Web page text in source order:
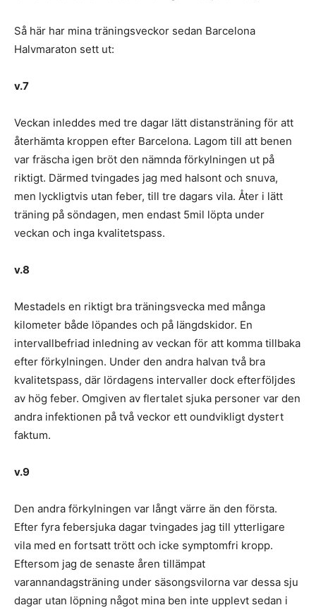
Så här har mina träningsveckor sedan Barcelona
Halvmaraton sett ut:
v.7
Veckan inleddes med tre dagar lätt distansträning för att
återhämta kroppen efter Barcelona. Lagom till att benen
var fräscha igen bröt den nämnda förkylningen ut på
riktigt. Därmed tvingades jag med halsont och snuva,
men lyckligtvis utan feber, till tre dagars vila. Åter i lätt
träning på söndagen, men endast 5mil löpta under
veckan och inga kvalitetspass.
v.8
Mestadels en riktigt bra träningsvecka med många
kilometer både löpandes och på längdskidor. En
intervallbefriad inledning av veckan för att komma tillbaka
efter förkylningen. Under den andra halvan två bra
kvalitetspass, där lördagens intervaller dock efterföljdes
av hög feber. Omgiven av flertalet sjuka personer var den
andra infektionen på två veckor ett oundvikligt dystert
faktum.
v.9
Den andra förkylningen var långt värre än den första.
Efter fyra febersjuka dagar tvingades jag till ytterligare
vila med en fortsatt trött och icke symptomfri kropp.
Eftersom jag de senaste åren tillämpat
varannandagsträning under säsongsvilorna var dessa sju
dagar utan löpning något mina ben inte upplevt sedan i